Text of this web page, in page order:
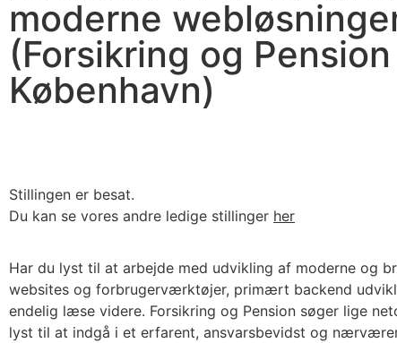
moderne
(Forsikring og
København)
Stillingen er besat.
Du kan se vores andre ledige stillinger her
Har du lyst til at arbejde med udvikling af moderne og
websites og forbrugerværktøjer, primært backend
endelig læse videre. Forsikring og Pension søger lige
lyst til at indgå i et erfarent, ansvarsbevidst og